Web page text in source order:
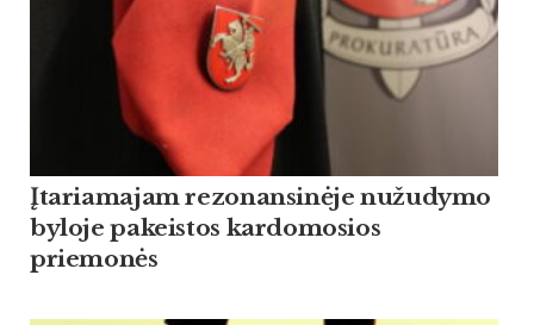
Įtariamajam rezonansinėje nužudymo
byloje pakeistos kardomosios
priemonės